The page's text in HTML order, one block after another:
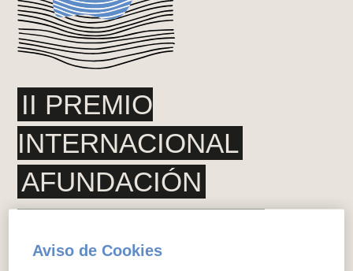
II PREMIO
INTERNACIONAL
AFUNDACIÓN
Aviso de Cookies